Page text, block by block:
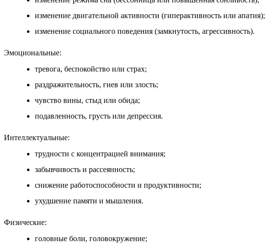
изменение двигательной активности (гиперактивность или апатия);
изменение социального поведения (замкнутость, агрессивность).
Эмоциональные:
тревога, беспокойство или страх;
раздражительность, гнев или злость;
чувство вины, стыд или обида;
подавленность, грусть или депрессия.
Интеллектуальные:
трудности с концентрацией внимания;
забывчивость и рассеянность;
снижение работоспособности и продуктивности;
ухудшение памяти и мышления.
Физические:
головные боли, головокружение;